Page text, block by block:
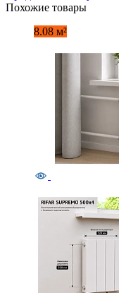
Похожие товары
8.08 м²